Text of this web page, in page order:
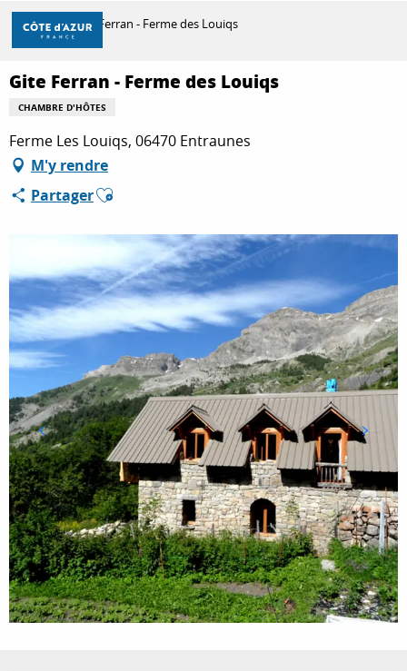
Aller
contenu
principal
DÉCOUVRIR
À FAIRE
SÉJOURNER
Accueil Gite Ferran - Ferme des Louiqs
Gite Ferran - Ferme des Louiqs
CHAMBRE D'HÔTES
Ferme Les Louiqs, 06470 Entraunes
M'y rendre
PartagerAjouter aux favoris